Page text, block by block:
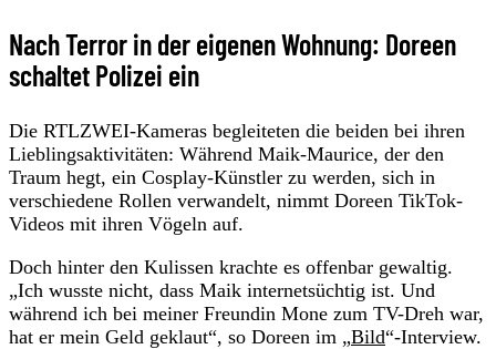
Nach Terror in der eigenen Wohnung: Doreen
schaltet Polizei ein
Die RTLZWEI-Kameras begleiteten die beiden bei ihren
Lieblingsaktivitäten: Während Maik-Maurice, der den
Traum hegt, ein Cosplay-Künstler zu werden, sich in
verschiedene Rollen verwandelt, nimmt Doreen TikTok-
Videos mit ihren Vögeln auf.
Doch hinter den Kulissen krachte es offenbar gewaltig.
„Ich wusste nicht, dass Maik internetsüchtig ist. Und
während ich bei meiner Freundin Mone zum TV-Dreh war,
hat er mein Geld geklaut“, so Doreen im „Bild“-Interview.